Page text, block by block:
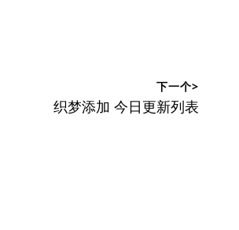
下一个>
下
织梦添加 今日更新列表